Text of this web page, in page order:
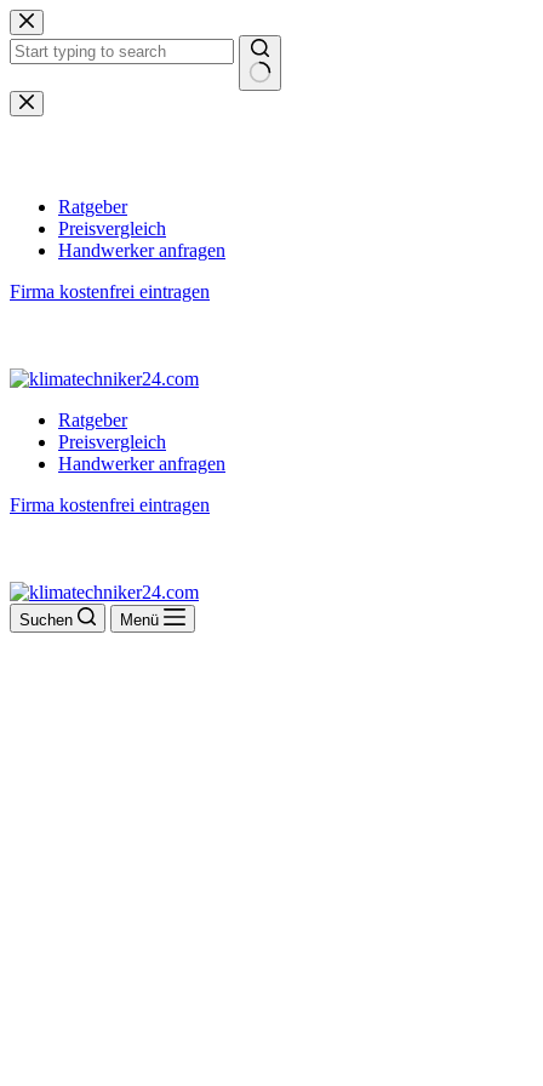
Zum
Inhalt
springen
Keine
Ergebnisse
Ratgeber
Preisvergleich
Handwerker anfragen
Firma kostenfrei eintragen
Ratgeber
Preisvergleich
Handwerker anfragen
Firma kostenfrei eintragen
Suchen Menü